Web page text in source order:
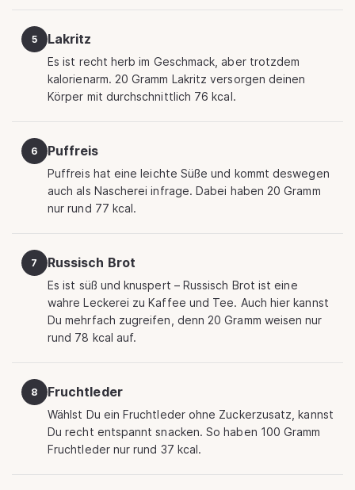
5 Lakritz
Es ist recht herb im Geschmack, aber trotzdem
kalorienarm. 20 Gramm Lakritz versorgen deinen
Körper mit durchschnittlich 76 kcal.
6 Puffreis
Puffreis hat eine leichte Süße und kommt deswegen
auch als Nascherei infrage. Dabei haben 20 Gramm
nur rund 77 kcal.
7 Russisch Brot
Es ist süß und knuspert – Russisch Brot ist eine
wahre Leckerei zu Kaffee und Tee. Auch hier kannst
Du mehrfach zugreifen, denn 20 Gramm weisen nur
rund 78 kcal auf.
8 Fruchtleder
Wählst Du ein Fruchtleder ohne Zuckerzusatz, kannst
Du recht entspannt snacken. So haben 100 Gramm
Fruchtleder nur rund 37 kcal.